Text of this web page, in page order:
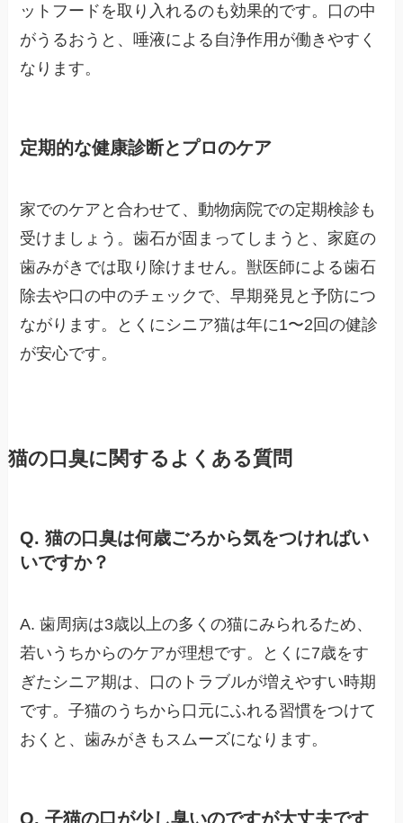
ットフードを取り入れるのも効果的です。口の中
がうるおうと、唾液による自浄作用が働きやすく
なります。
定期的な健康診断とプロのケア
家でのケアと合わせて、動物病院での定期検診も
受けましょう。歯石が固まってしまうと、家庭の
歯みがきでは取り除けません。獣医師による歯石
除去や口の中のチェックで、早期発見と予防につ
ながります。とくにシニア猫は年に1〜2回の健診
が安心です。
猫の口臭に関するよくある質問
Q. 猫の口臭は何歳ごろから気をつければい
いですか？
A. 歯周病は3歳以上の多くの猫にみられるため、
若いうちからのケアが理想です。とくに7歳をす
ぎたシニア期は、口のトラブルが増えやすい時期
です。子猫のうちから口元にふれる習慣をつけて
おくと、歯みがきもスムーズになります。
Q. 子猫の口が少し臭いのですが大丈夫です